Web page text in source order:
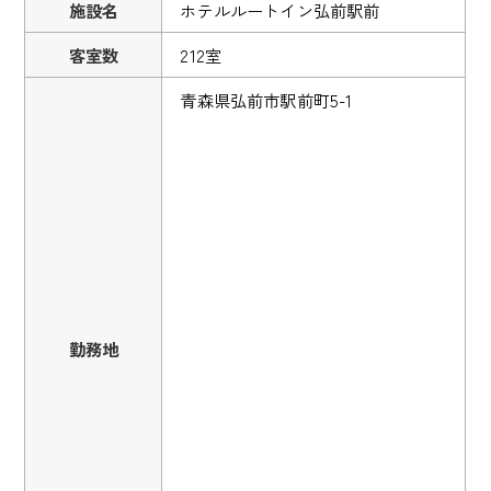
施設名
ホテルルートイン弘前駅前
客室数
212室
勤務地
青森県弘前市駅前町5-1